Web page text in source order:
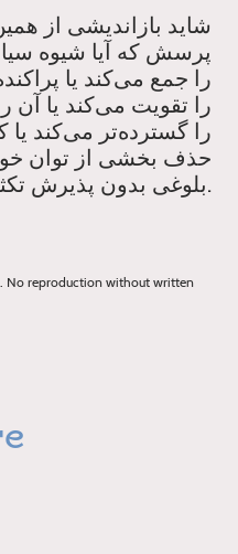
شاید بازاندیشی از
پرسش که آیا شیوه
را جمع می‌کند یا
را تقویت می‌کند یا آن
را گسترده‌تر می‌کند
حذف بخشی از توان
بلوغی بدون پذیرش تکثر ممکن نیست.
No reproduction without written